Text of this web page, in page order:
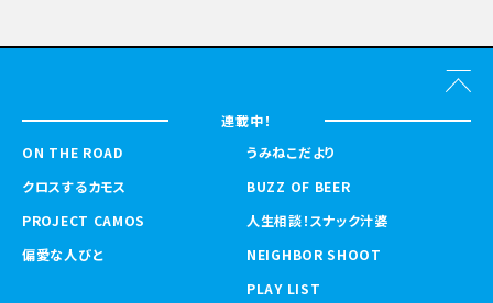
連載中！
ON THE ROAD
クロスするカモス
PROJECT CAMOS
偏愛な人びと
うみねこだより
BUZZ OF BEER
人生相談！スナック汁婆
NEIGHBOR SHOOT
PLAY LIST